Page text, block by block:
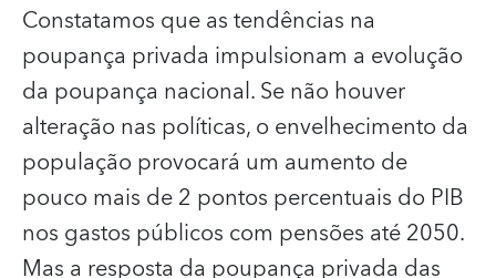
Constatamos que as tendências na
poupança privada impulsionam a evolução
da poupança nacional. Se não houver
alteração nas políticas, o envelhecimento da
população provocará um aumento de
pouco mais de 2 pontos percentuais do PIB
nos gastos públicos com pensões até 2050.
Mas a resposta da poupança privada das